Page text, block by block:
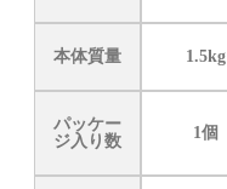
本体質量 1.5kg
パッケー
ジ入り数
1個